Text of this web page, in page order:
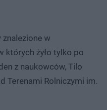
znalezione w
których żyło tylko po
z naukowców, Tilo
Terenami Rolniczymi im.